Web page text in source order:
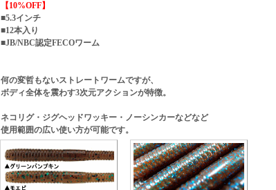
【10%OFF】
■5.3インチ
■12本入り
■JB/NBC認定FECOワーム
何の変哲もないストレートワームですが、
ボディ全体を震わす3次元アクションが特徴。
ネコリグ・ジグヘッドワッキー・ノーシンカーなどなど
使用範囲の広い使い方が可能です。